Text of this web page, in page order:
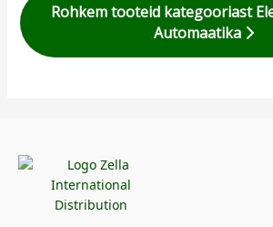
Rohkem tooteid kategooriast
Automaatika